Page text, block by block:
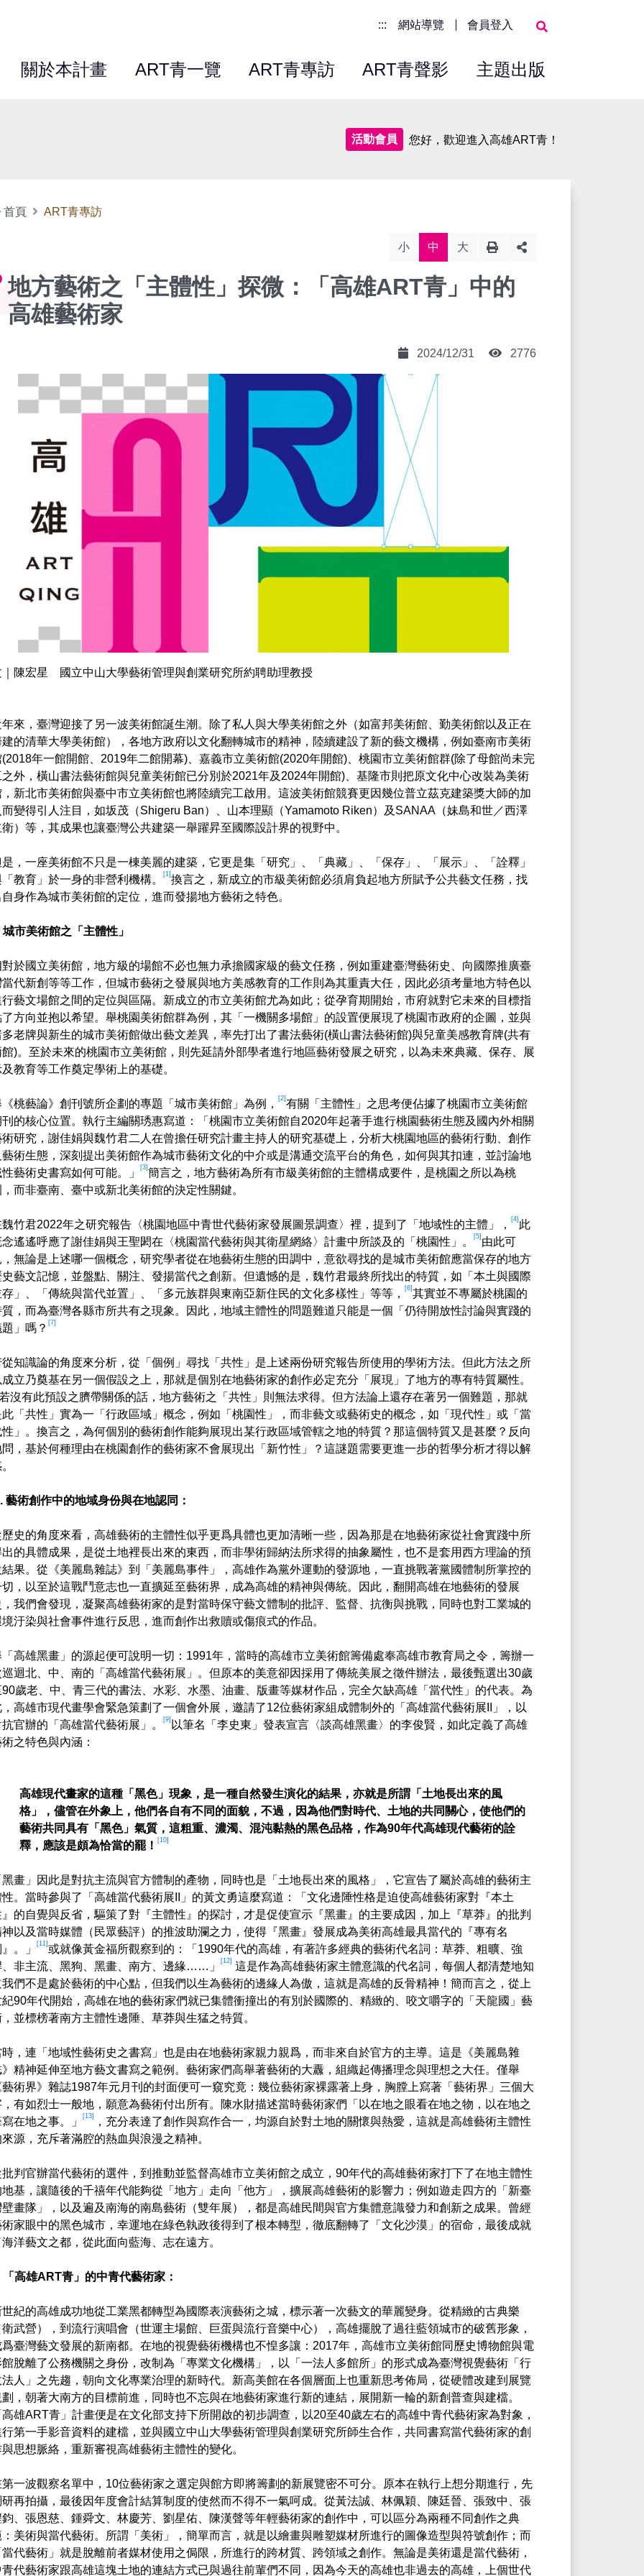
::: 網站導覽 會員登入
關於本計畫 ART青一覽 ART青專訪 ART青聲影 主題出版
活動會員 您好，歡迎進入高雄ART青！
首頁 ART青專訪
小 中 大
地方藝術之「主體性」探微：「高雄ART青」中的
高雄藝術家
2024/12/31 2776
｜陳宏星 國立中山大學藝術管理與創業研究所約聘助理教授
年來，臺灣迎接了另一波美術館誕生潮。除了私人與大學美術館之外（如富邦美術館、勤美術館以及正在
建的清華大學美術館），各地方政府以文化翻轉城市的精神，陸續建設了新的藝文機構，例如臺南市美術
(2018年一館開館、2019年二館開幕)、嘉義市立美術館(2020年開館)、桃園市立美術館群(除了母館尚未完
之外，橫山書法藝術館與兒童美術館已分別於2021年及2024年開館)、基隆市則把原文化中心改裝為美術
，新北市美術館與臺中市立美術館也將陸續完工啟用。這波美術館競賽更因幾位普立茲克建築獎大師的加
而變得引人注目，如坂茂（Shigeru Ban）、山本理顯（Yamamoto Riken）及SANAA（妹島和世／西澤
）等，其成果也讓臺灣公共建築一舉躍昇至國際設計界的視野中。
是，一座美術館不只是一棟美麗的建築，它更是集「研究」、「典藏」、「保存」、「展示」、「詮釋」
教育」於一身的非營利機構。
[1] 換言之，新成立的市級美術館必須肩負起地方所賦予公共藝文任務，找
身作為城市美術館的定位，進而發揚地方藝術之特色。
城市美術館之「主體性」
對於國立美術館，地方級的場館不必也無力承擔國家級的藝文任務，例如重建臺灣藝術史、向國際推廣臺
當代新創等等工作，但城市藝術之發展與地方美感教育的工作則為其重責大任，因此必須考量地方特色以
行藝文場館之間的定位與區隔。新成立的市立美術館尤為如此；從孕育期開始，市府就對它未來的目標指
了方向並抱以希望。舉桃園美術館群為例，其「一機關多場館」的設置便展現了桃園市政府的企圖，並與
多老牌與新生的城市美術館做出藝文差異，率先打出了書法藝術(橫山書法藝術館)與兒童美感教育牌(共有
館)。至於未來的桃園市立美術館，則先延請外部學者進行地區藝術發展之研究，以為未來典藏、保存、展
教育等工作奠定學術上的基礎。
桃藝論》創刊號所企劃的專題「城市美術館」為例， [2] 有關「主體性」之思考便佔據了桃園市立美術館
刊的核心位置。執行主編關琇惠寫道：「桃園市立美術館自2020年起著手進行桃園藝術生態及國內外相關
術研究，謝佳娟與魏竹君二人在曾擔任研究計畫主持人的研究基礎上，分析大桃園地區的藝術行動、創作
藝術生態，深刻提出美術館作為城市藝術文化的中介或是溝通交流平台的角色，如何與其扣連，並討論地
藝術史書寫如何可能。」
[3] 簡言之，地方藝術為所有市級美術館的主體構成要件，是桃園之所以為桃
而非臺南、臺中或新北美術館的決定性關鍵。
魏竹君2022年之研究報告〈桃園地區中青世代藝術家發展圖景調查〉裡，提到了「地域性的主體」， [4] 此
念遙遙呼應了謝佳娟與王聖閎在〈桃園當代藝術與其衛星網絡〉計畫中所談及的「桃園性」。
[5] 由此可
，無論是上述哪一個概念，研究學者從在地藝術生態的田調中，意欲尋找的是城市美術館應當保存的地方
史藝文記憶，並盤點、關注、發揚當代之創新。但遺憾的是，魏竹君最終所找出的特質，如「本土與國際
存」、「傳統與當代並置」、「多元族群與東南亞新住民的文化多樣性」等等，
[6] 其實並不專屬於桃園的
質，而為臺灣各縣市所共有之現象。因此，地域主體性的問題難道只能是一個「仍待開放性討論與實踐的
」嗎？ [7]
從知識論的角度來分析，從「個例」尋找「共性」是上述兩份研究報告所使用的學術方法。但此方法之所
成立乃奠基在另一個假設之上，那就是個別在地藝術家的創作必定充分「展現」了地方的專有特質屬性。
沒有此預設之臍帶關係的話，地方藝術之「共性」則無法求得。但方法論上還存在著另一個難題，那就
此「共性」實為一「行政區域」概念，例如「桃園性」，而非藝文或藝術史的概念，如「現代性」或「當
性」。換言之，為何個別的藝術創作能夠展現出某行政區域管轄之地的特質？那這個特質又是甚麼？反向
問，基於何種理由在桃園創作的藝術家不會展現出「新竹性」？這謎題需要更進一步的哲學分析才得以解
藝術創作中的地域身份與在地認同：
歷史的角度來看，高雄藝術的主體性似乎更爲具體也更加清晰一些，因為那是在地藝術家從社會實踐中所
出的具體成果，是從土地裡長出來的東西，而非學術歸納法所求得的抽象屬性，也不是套用西方理論的預
結果。從《美麗島雜誌》到「美麗島事件」，高雄作為黨外運動的發源地，一直挑戰著黨國體制所掌控的
切，以至於這戰鬥意志也一直擴延至藝術界，成為高雄的精神與傳統。因此，翻開高雄在地藝術的發展
，我們會發現，凝聚高雄藝術家的是對當時保守藝文體制的批評、監督、抗衡與挑戰，同時也對工業城的
汙染與社會事件進行反思，進而創作出救贖或傷痕式的作品。
「高雄黑畫」的源起便可說明一切：1991年，當時的高雄市立美術館籌備處奉高雄市教育局之令，籌辦一
巡迴北、中、南的「高雄當代藝術展」。但原本的美意卻因採用了傳統美展之徵件辦法，最後甄選出30歲
90歲老、中、青三代的書法、水彩、水墨、油畫、版畫等媒材作品，完全欠缺高雄「當代性」的代表。為
，高雄市現代畫學會緊急策劃了一個會外展，邀請了12位藝術家組成體制外的「高雄當代藝術展II」，以
官辦的「高雄當代藝術展」。
[9] 以筆名「李史東」發表宣言〈談高雄黑畫〉的李俊賢，如此定義了高雄
之特色與內涵：
高雄現代畫家的這種「黑色」現象，是一種自然發生演化的結果，亦就是所謂「土地長出來的風
格」，儘管在外象上，他們各自有不同的面貌，不過，因為他們對時代、土地的共同關心，使他們的
藝術共同具有「黑色」氣質，這粗重、濃濁、混沌黏熱的黑色品格，作為90年代高雄現代藝術的詮
釋，應該是頗為恰當的罷！
[10]
黑畫」因此是對抗主流與官方體制的產物，同時也是「土地長出來的風格」，它宣告了屬於高雄的藝術主
性。當時參與了「高雄當代藝術展II」的黃文勇這麼寫道：「文化邊陲性格是迫使高雄藝術家對『本土
』的自覺與反省，驅策了對『主體性』的探討，才是促使宣示『黑畫』的主要成因，加上『草莽』的批判
神以及當時媒體（民眾藝評）的推波助瀾之力，使得『黑畫』發展成為美術高雄最具當代的『專有名
。」
[11] 或就像黃金福所觀察到的：「1990年代的高雄，有著許多經典的藝術代名詞：草莽、粗曠、強
、非主流、黑狗、黑畫、南方、邊緣……」
[12] 這是作為高雄藝術家主體意識的代名詞，每個人都清楚地知
我們不是處於藝術的中心點，但我們以生為藝術的邊緣人為傲，這就是高雄的反骨精神！簡而言之，從上
紀90年代開始，高雄在地的藝術家們就已集體衝撞出的有別於國際的、精緻的、咬文嚼字的「天龍國」藝
並標榜著南方主體性邊陲、草莽與生猛之特質。
時，連「地域性藝術史之書寫」也是由在地藝術家親力親爲，而非來自於官方的主導。這是《美麗島雜
》精神延伸至地方藝文書寫之範例。藝術家們高舉著藝術的大纛，組織起傳播理念與理想之大任。僅舉
藝術界》雜誌1987年元月刊的封面便可一窺究竟：幾位藝術家裸露著上身，胸膛上寫著「藝術界」三個大
，有如烈士一般地，願意為藝術付出所有。陳水財描述當時藝術家們「以在地之眼看在地之物，以在地之
在地之事。」
[13]
，充分表達了創作與寫作合一，均源自於對土地的關懷與熱愛，這就是高雄藝術主體性
源，充斥著滿腔的熱血與浪漫之精神。
批判官辦當代藝術的選件，到推動並監督高雄市立美術館之成立，90年代的高雄藝術家打下了在地主體性
地基，讓隨後的千禧年代能夠從「地方」走向「他方」，擴展高雄藝術的影響力；例如遊走四方的「新臺
壁畫隊」，以及遍及南海的南島藝術（雙年展），都是高雄民間與官方集體意識發力和創新之成果。曾經
術家眼中的黑色城市，幸運地在綠色執政後得到了根本轉型，徹底翻轉了「文化沙漠」的宿命，最後成就
洋藝文之都，從此面向藍海、志在遠方。
「高雄ART青」的中青代藝術家：
世紀的高雄成功地從工業黑都轉型為國際表演藝術之城，標示著一次藝文的華麗變身。從精緻的古典樂
衛武營），到流行演唱會（世運主場館、巨蛋與流行音樂中心），高雄擺脫了過往藍領城市的破舊形象，
爲臺灣藝文發展的新南都。在地的視覺藝術機構也不惶多讓：2017年，高雄市立美術館同歷史博物館與電
館脫離了公務機關之身份，改制為「專業文化機構」，以「一法人多館所」的形式成為臺灣視覺藝術「行
法人」之先趨，朝向文化專業治理的新時代。新高美館在各個層面上也重新思考佈局，從硬體改建到展覽
劃，朝著大南方的目標前進，同時也不忘與在地藝術家進行新的連結，展開新一輪的新創普查與建檔。
高雄ART青」計畫便是在文化部支持下所開啟的初步調查，以20至40歲左右的高雄中青代藝術家為對象，
行第一手影音資料的建檔，並與國立中山大學藝術管理與創業研究所師生合作，共同書寫當代藝術家的創
思想脈絡，重新審視高雄藝術主體性的變化。
第一波觀察名單中，10位藝術家之選定與館方即將籌劃的新展覽密不可分。原本在執行上想分期進行，先
研再拍攝，最後因年度會計結算制度的使然而不得不一氣呵成。從黃法誠、林佩穎、陳廷晉、張致中、張
鈞、張恩慈、鍾舜文、林慶芳、劉星佑、陳漢聲等年輕藝術家的創作中，可以區分為兩種不同創作之典
：美術與當代藝術。所謂「美術」，簡單而言，就是以繪畫與雕塑媒材所進行的圖像造型與符號創作；而
當代藝術」就是脫離前者媒材使用之侷限，所進行的跨材質、跨領域之創作。無論是美術還是當代藝術，
青代藝術家跟高雄這塊土地的連結方式已與過往前輩們不同，因為今天的高雄也非過去的高雄，上個世代